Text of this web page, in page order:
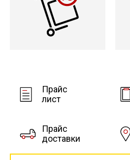
Прайс
лист
Прайс
доставки